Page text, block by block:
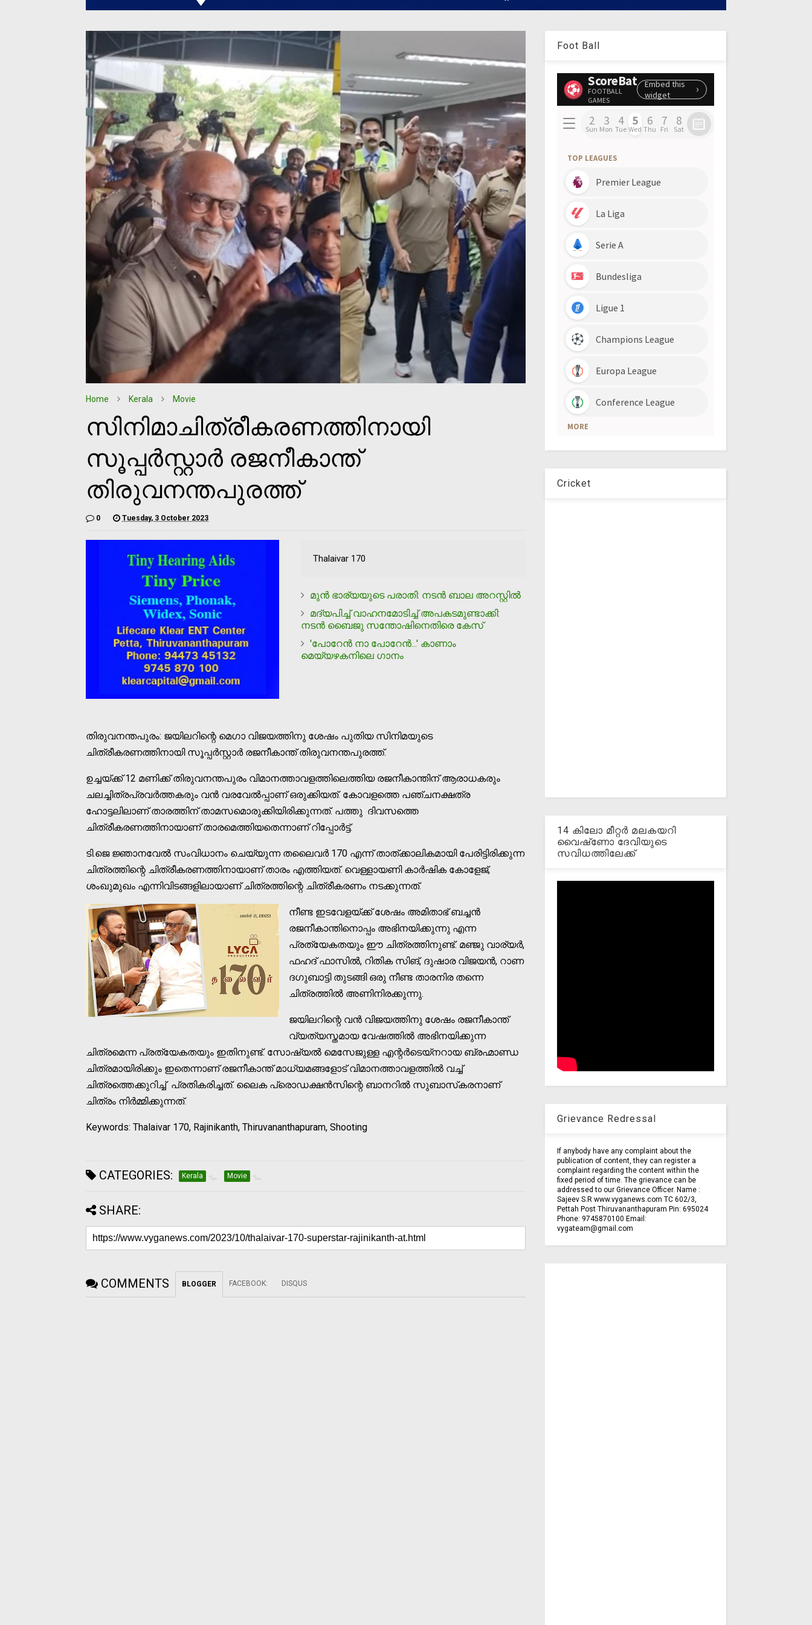
Home Kerala Movie
സിനിമാചിത്രീകരണത്തിനായി
സൂപ്പര്‍സ്റ്റാര്‍ രജനീകാന്ത്
തിരുവനന്തപുരത്ത്
0 Tuesday, 3 October 2023
Thalaivar 170
മുന്‍ ഭാര്യയുടെ പരാതി: നടന്‍ ബാല അറസ്റ്റില്‍
മദ്യപിച്ച് വാഹനമോടിച്ച് അപകടമുണ്ടാക്കി:
നടന്‍ ബൈജു സന്തോഷിനെതിരെ കേസ്
'പോറേന്‍ നാ പോറേന്‍...' കാണാം
മെയ്യഴകനിലെ ഗാനം
തിരുവനന്തപുരം: ജയിലറിന്റെ മെഗാ വിജയത്തിനു ശേഷം പുതിയ സിനിമയുടെ
ചിത്രീകരണത്തിനായി സൂപ്പര്‍സ്റ്റാര്‍ രജനീകാന്ത് തിരുവനന്തപുരത്ത്.
ഉച്ചയ്ക്ക് 12 മണിക്ക് തിരുവനന്തപുരം വിമാനത്താവളത്തിലെത്തിയ രജനീകാന്തിന് ആരാധകരും
ചലച്ചിത്രപ്രവര്‍ത്തകരും വന്‍ വരവേല്‍പ്പാണ് ഒരുക്കിയത്. കോവളത്തെ പഞ്ചനക്ഷത്ര
ഹോട്ടലിലാണ് താരത്തിന് താമസമൊരുക്കിയിരിക്കുന്നത്. പത്തു ദിവസത്തെ
ചിത്രീകരണത്തിനായാണ് താരമെത്തിയതെന്നാണ് റിപ്പോര്‍ട്ട്.
ടി.ജെ ജ്ഞാനവേല്‍ സംവിധാനം ചെയ്യുന്ന തലൈവര്‍ 170 എന്ന് താത്ക്കാലികമായി പേരിട്ടിരിക്കുന്ന
ചിത്രത്തിന്റെ ചിത്രീകരണത്തിനായാണ് താരം എത്തിയത്. വെള്ളായണി കാര്‍ഷിക കോളേജ്,
ശംഖുമുഖം എന്നിവിടങ്ങളിലായാണ് ചിത്രത്തിന്റെ ചിത്രീകരണം നടക്കുന്നത്.
നീണ്ട ഇടവേളയ്ക്ക് ശേഷം അമിതാഭ് ബച്ചന്‍
രജനീകാന്തിനൊപ്പം അഭിനയിക്കുന്നു എന്ന
പ്രത്യേകതയും ഈ ചിത്രത്തിനുണ്ട്. മഞ്ജു വാര്യര്‍,
ഫഹദ് ഫാസില്‍, റിതിക സിങ്, ദുഷാര വിജയന്‍, റാണ
ദഗുബാട്ടി തുടങ്ങി ഒരു നീണ്ട താരനിര തന്നെ
ചിത്രത്തില്‍ അണിനിരക്കുന്നു.
ജയിലറിന്റെ വന്‍ വിജയത്തിനു ശേഷം രജനീകാന്ത്
വ്യത്യസ്തമായ വേഷത്തില്‍ അഭിനയിക്കുന്ന
ചിത്രമെന്ന പ്രത്യേകതയും ഇതിനുണ്ട്. സോഷ്യല്‍ മെസേജുള്ള എന്റര്‍ടെയ്‌നറായ ബ്രഹ്മാണ്ഡ
ചിത്രമായിരിക്കും ഇതെന്നാണ് രജനീകാന്ത് മാധ്യമങ്ങളോട് വിമാനത്താവളത്തില്‍ വച്ച്
ചിത്രത്തെക്കുറിച്ച്‌ പ്രതികരിച്ചത്. ലൈക പ്രൊഡക്ഷന്‍സിന്റെ ബാനറില്‍ സുബാസ്‌കരനാണ്
ചിത്രം നിര്‍മ്മിക്കുന്നത്.
Keywords: Thalaivar 170, Rajinikanth, Thiruvananthapuram, Shooting
CATEGORIES: Kerala Movie
SHARE:
COMMENTS BLOGGER FACEBOOK: DISQUS
Foot Ball
Cricket
14 കിലോ മീറ്റര്‍ മലകയറി
വൈഷ്‌ണോ ദേവിയുടെ
സവിധത്തിലേക്ക്
Grievance Redressal
If anybody have any complaint about the
publication of content, they can register a
complaint regarding the content within the
fixed period of time. The grievance can be
addressed to our Grievance Officer. Name :
Sajeev S.R www.vyganews.com TC 602/3,
Pettah Post Thiruvananthapuram Pin: 695024
Phone: 9745870100 Email:
vygateam@gmail.com